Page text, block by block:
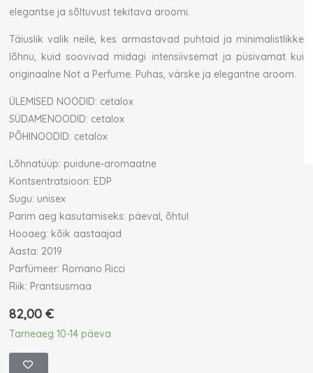
elegantse ja sõltuvust tekitava aroomi.
Täiuslik valik neile, kes armastavad puhtaid ja minimalistlikke
lõhnu, kuid soovivad midagi intensiivsemat ja püsivamat kui
originaalne Not a Perfume. Puhas, värske ja elegantne aroom.
ÜLEMISED NOODID: cetalox
SÜDAMENOODID: cetalox
PÕHINOODID: cetalox
Lõhnatüüp: puidune-aromaatne
Kontsentratsioon: EDP
Sugu: unisex
Parim aeg kasutamiseks: päeval, õhtul
Hooaeg: kõik aastaajad
Aasta: 2019
Parfümeer: Romano Ricci
Riik: Prantsusmaa
82,00€
Tarneaeg 10-14 päeva
Juliette
Has